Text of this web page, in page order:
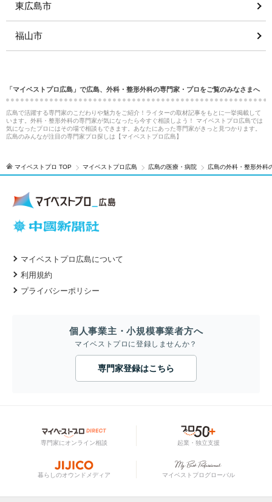
東広島市
福山市
「マイベストプロ広島」で広島、外科・整形外科の専門家・プロをご覧のみなさまへ
広島で活躍する専門家のこだわりや魅力をご紹介！ライターの取材記事をもとに一挙掲載して
います。外科・整形外科の専門家が気になったら今すぐ相談しよう！ マイベストプロ広島では
気になったプロにはその場で相談もできます。あなたにあった専門家がきっと見つかります。
広島のみんなが注目の専門家プロ探しは【マイベストプロ広島】
マイベストプロ TOP マイベストプロ広島 広島の医療・病院 広島の外科・整形外科
マイベストプロ広島について
利用規約
プライバシーポリシー
個人事業主・小規模事業者方へ
マイベストプロに登録しませんか？
専門家登録はこちら
専門家にオンライン相談 起業・独立支援
暮らしのオウンドメディア マイベストプログローバル